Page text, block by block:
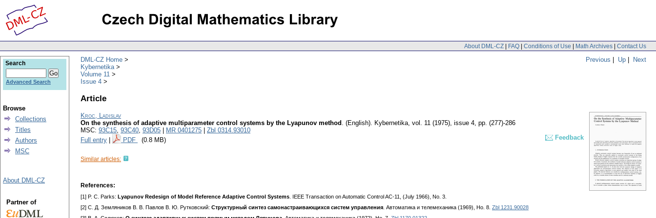
About DML-CZ | FAQ | Conditions of Use | Math Archives | Contact Us
Previous | Up | Next
DML-CZ Home
Kybernetika
Volume 11
Issue 4
Article
Kroc, Ladislav
On the synthesis of adaptive multiparameter control systems by the Lyapunov method . (English). Kybernetika, vol. 11 (1975), issue 4, pp. (277)-286
MSC: 93C15, 93C40, 93D05 MR 0401275
Zbl 0314.93010
Full entry
PDF (0.8 MB) Feedback
Similar articles:
References:
[1] P. C. Parks: Lyapunov Redesign of Model Reference Adaptive Control Systems . IEEE Transaction on Automatic Control AC-11, (July 1966), No. 3.
[2] С. Д. Земляников В. В. Павлов В. Ю. Рутковский: Структурный синтез самонастраивающихся систем управления . Автоматика и телемеханика (1969), Но. 8. Zbl 1231.90028
Search
Advanced Search
Browse
Collections
Titles
Authors
MSC
About DML-CZ
Partner of